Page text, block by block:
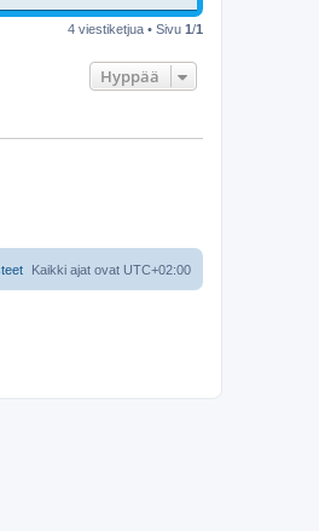
4 viestiketjua • Sivu 1/1
Hyppää
Kaikki ajat ovat UTC+02:00